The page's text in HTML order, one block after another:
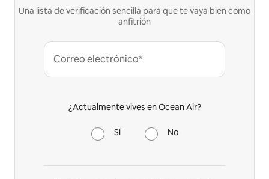
Una lista de verificación sencilla para que te vaya bien como
anfitrión
Correo electrónico*
¿Actualmente vives en Ocean Air?
Sí No